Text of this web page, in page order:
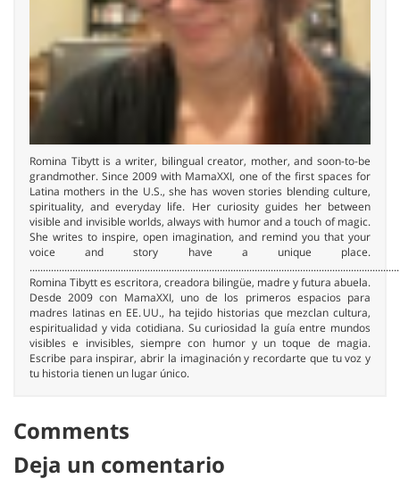
Romina Tibytt is a writer, bilingual creator, mother, and soon-to-be
grandmother. Since 2009 with MamaXXI, one of the first spaces for
Latina mothers in the U.S., she has woven stories blending culture,
spirituality, and everyday life. Her curiosity guides her between
visible and invisible worlds, always with humor and a touch of magic.
She writes to inspire, open imagination, and remind you that your
voice and story have a unique place.
Romina Tibytt es escritora, creadora bilingüe, madre y futura abuela.
Desde 2009 con MamaXXI, uno de los primeros espacios para
madres latinas en EE. UU., ha tejido historias que mezclan cultura,
espiritualidad y vida cotidiana. Su curiosidad la guía entre mundos
visibles e invisibles, siempre con humor y un toque de magia.
Escribe para inspirar, abrir la imaginación y recordarte que tu voz y
tu historia tienen un lugar único.
Comments
Deja un comentario